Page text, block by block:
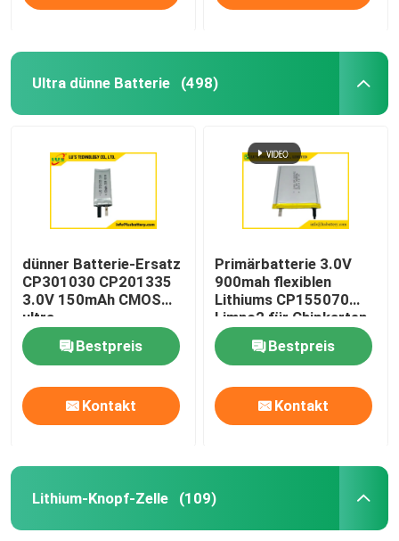
Ultra dünne Batterie (498)
dünner Batterie-Ersatz
CP301030 CP201335
3.0V 150mAh CMOS
ultra
Bestpreis
Kontakt
Primärbatterie 3.0V
900mah flexiblen
Lithiums CP155070
Limno2 für Chipkarten
Bestpreis
Kontakt
Lithium-Knopf-Zelle (109)